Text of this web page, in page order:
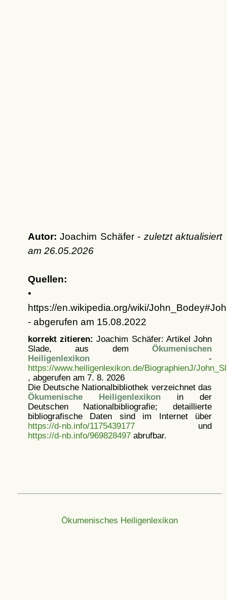
Autor: Joachim Schäfer - zuletzt aktualisiert
am 26.05.2026
Quellen:
•
https://en.wikipedia.org/wiki/
- abgerufen am 15.08.2022
korrekt zitieren: Joachim Schäfer: ArtikelJohn
Slade, aus dem Ökumenischen
Heiligenlexikon-
https://www.heiligenlexikon.de/BiographienJ/
, abgerufen am 7. 8. 2026
Die Deutsche Nationalbibliothek verzeichnet das
Ökumenische Heiligenlexikonin der
Deutschen Nationalbibliografie; detaillierte
bibliografische Daten sind im Internet über
https://d-nb.info/1175439177und
https://d-nb.info/969828497abrufbar.
Ökumenisches Heiligenlexikon